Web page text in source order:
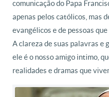
comunicação do Papa
apenas pelos católicos, mas
evangélicos e de pessoas
A clareza de suas palavras e
ele é o nosso amigo intimo,
realidades e dramas que